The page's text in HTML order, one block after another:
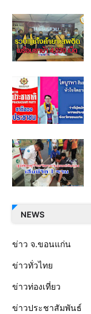
NEWS
ข่าว จ.ขอนแก่น
ข่าวทั่วไทย
ข่าวท่องเที่ยว
ข่าวประชาสัมพันธ์